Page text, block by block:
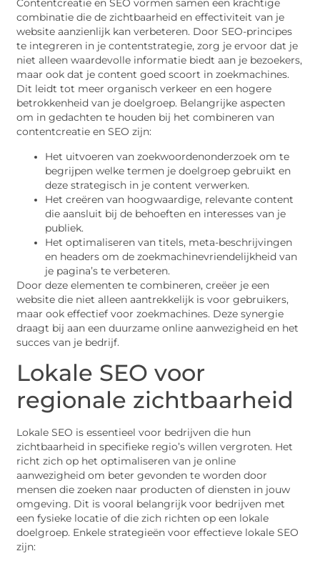
Contentcreatie en SEO vormen samen een krachtige
combinatie die de zichtbaarheid en effectiviteit van je
website aanzienlijk kan verbeteren. Door SEO-principes
te integreren in je contentstrategie, zorg je ervoor dat je
niet alleen waardevolle informatie biedt aan je bezoekers,
maar ook dat je content goed scoort in zoekmachines.
Dit leidt tot meer organisch verkeer en een hogere
betrokkenheid van je doelgroep. Belangrijke aspecten
om in gedachten te houden bij het combineren van
contentcreatie en SEO zijn:
Het uitvoeren van zoekwoordenonderzoek om te
begrijpen welke termen je doelgroep gebruikt en
deze strategisch in je content verwerken.
Het creëren van hoogwaardige, relevante content
die aansluit bij de behoeften en interesses van je
publiek.
Het optimaliseren van titels, meta-beschrijvingen
en headers om de zoekmachinevriendelijkheid van
je pagina’s te verbeteren.
Door deze elementen te combineren, creëer je een
website die niet alleen aantrekkelijk is voor gebruikers,
maar ook effectief voor zoekmachines. Deze synergie
draagt bij aan een duurzame online aanwezigheid en het
succes van je bedrijf.
Lokale SEO voor
regionale zichtbaarheid
Lokale SEO is essentieel voor bedrijven die hun
zichtbaarheid in specifieke regio’s willen vergroten. Het
richt zich op het optimaliseren van je online
aanwezigheid om beter gevonden te worden door
mensen die zoeken naar producten of diensten in jouw
omgeving. Dit is vooral belangrijk voor bedrijven met
een fysieke locatie of die zich richten op een lokale
doelgroep. Enkele strategieën voor effectieve lokale SEO
zijn: